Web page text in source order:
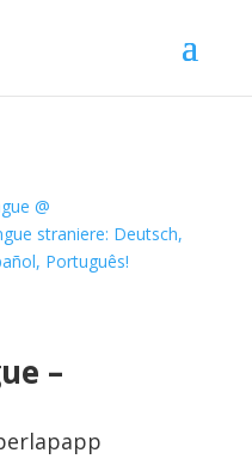
@
straniere: Deutsch,
Português!
–